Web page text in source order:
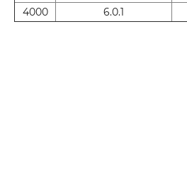
4000
6.0.1